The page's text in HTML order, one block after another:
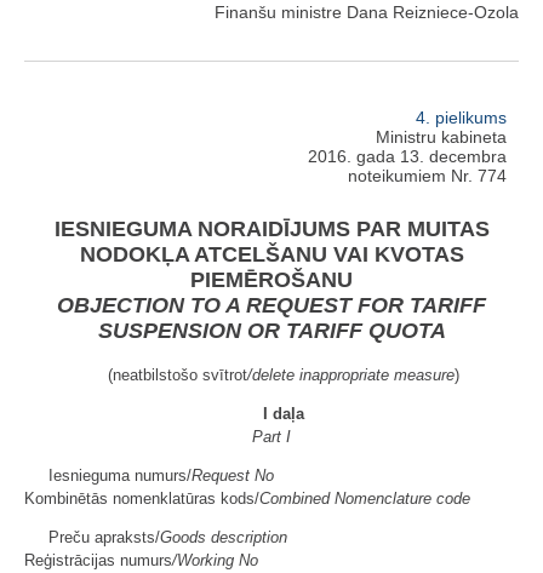
Finanšu ministre Dana Reizniece-Ozola
4. pielikums
Ministru kabineta
2016. gada 13. decembra
noteikumiem Nr. 774
IESNIEGUMA NORAIDĪJUMS PAR MUITAS
NODOKĻA ATCELŠANU VAI KVOTAS
PIEMĒROŠANU
OBJECTION TO A REQUEST FOR TARIFF
SUSPENSION OR TARIFF QUOTA
(neatbilstošo svītrot/delete inappropriate measure)
I daļa
Part I
Iesnieguma numurs/Request No
Kombinētās nomenklatūras kods/Combined Nomenclature code
Preču apraksts/Goods description
Reģistrācijas numurs/Working No